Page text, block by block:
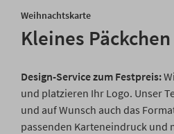
Weihnachtskarte
Kleines Päckchen
Design-Service zum Festpreis:
und platzieren Ihr Logo. Unser
und auf Wunsch auch das
passenden Karteneindruck und